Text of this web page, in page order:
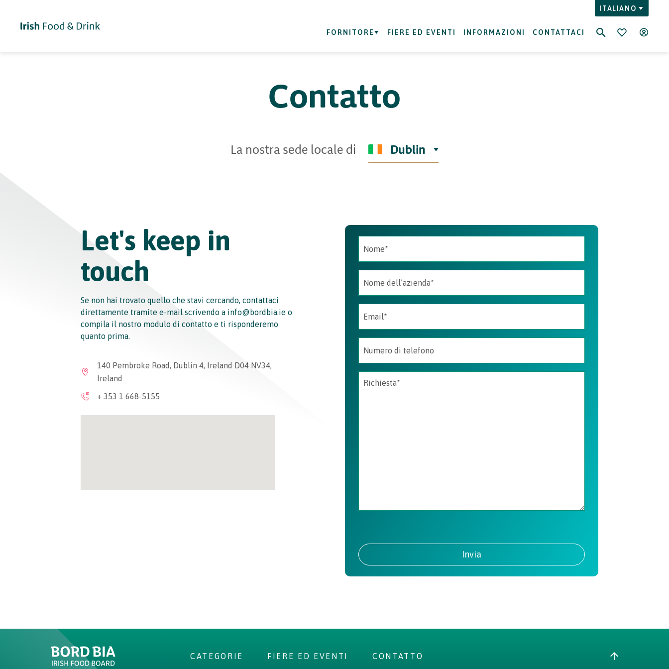
ITALIANO
FORNITORE FIERE ED EVENTI INFORMAZIONI CONTATTACI
Contatto
La nostra sede locale di Dublin
Let's keep in
touch
Se non hai trovato quello che stavi cercando, contattaci
direttamente tramite e-mail scrivendo a info@bordbia.ie o
compila il nostro modulo di contatto e ti risponderemo
quanto prima.
140 Pembroke Road, Dublin 4, Ireland D04 NV34,
Ireland
+ 353 1 668-5155
CATEGORIE FIERE ED EVENTI CONTATTO